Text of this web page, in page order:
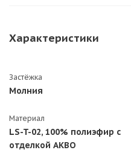
Характеристики
Застёжка
Молния
Материал
LS-T-02, 100% полиэфир с
отделкой АКВО